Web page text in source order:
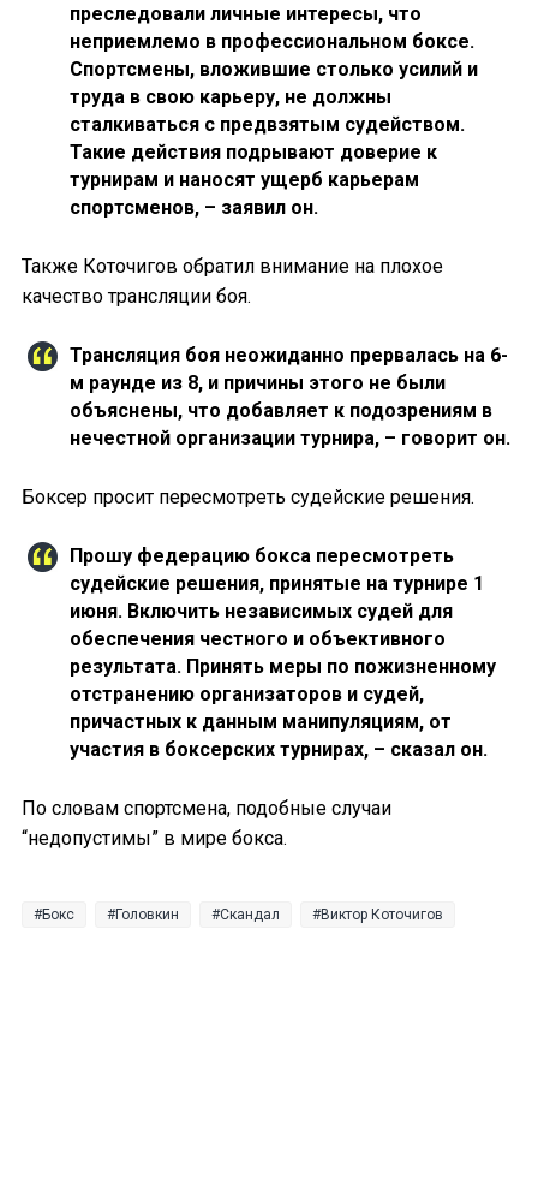
преследовали личные интересы, что
неприемлемо в профессиональном боксе.
Спортсмены, вложившие столько усилий и
труда в свою карьеру, не должны
сталкиваться с предвзятым судейством.
Такие действия подрывают доверие к
турнирам и наносят ущерб карьерам
спортсменов, – заявил он.
Также Коточигов обратил внимание на плохое
качество трансляции боя.
Трансляция боя неожиданно прервалась на 6-
м раунде из 8, и причины этого не были
объяснены, что добавляет к подозрениям в
нечестной организации турнира, – говорит он.
Боксер просит пересмотреть судейские решения.
Прошу федерацию бокса пересмотреть
судейские решения, принятые на турнире 1
июня. Включить независимых судей для
обеспечения честного и объективного
результата. Принять меры по пожизненному
отстранению организаторов и судей,
причастных к данным манипуляциям, от
участия в боксерских турнирах, – сказал он.
По словам спортсмена, подобные случаи
“недопустимы” в мире бокса.
Бокс Головкин Скандал Виктор Коточигов